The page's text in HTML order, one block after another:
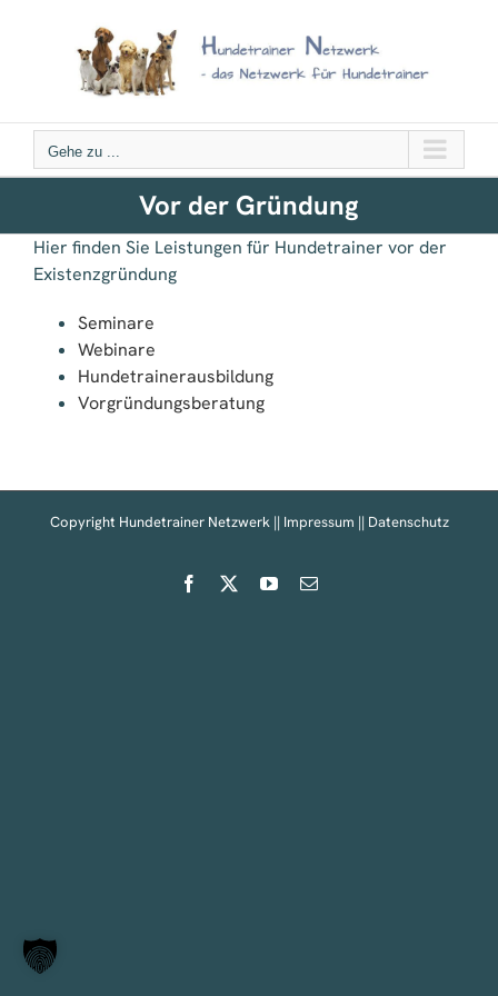
Gehe zu ...
Vor der Gründung
Hier finden Sie Leistungen für Hundetrainer vor der
Existenzgründung
Seminare
Webinare
Hundetrainerausbildung
Vorgründungsberatung
Copyright Hundetrainer Netzwerk || Impressum || Datenschutz
Facebook YouTube
E-